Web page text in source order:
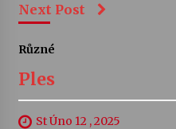
Next Post
Různé
Ples
St Úno 12 , 2025